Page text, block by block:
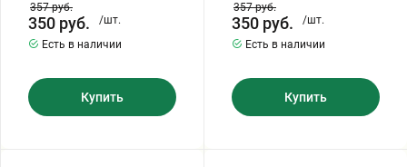
357руб.
350 руб.
/шт.
Есть в наличии
Купить
357руб.
350 руб.
/шт.
Есть в наличии
Купить